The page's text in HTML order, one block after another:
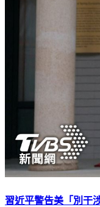
習近平警告美「別干